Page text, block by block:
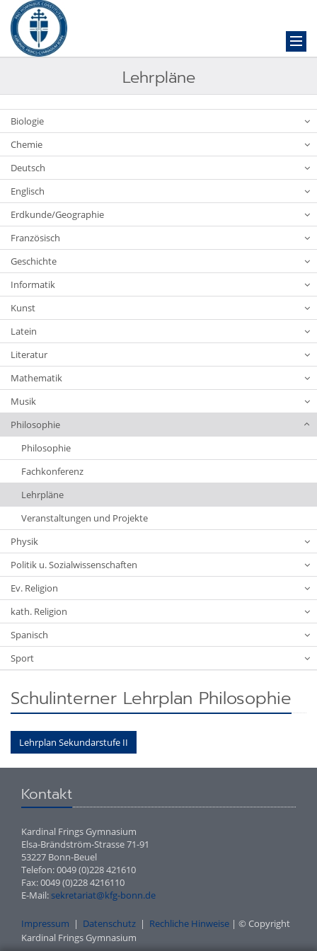
Lehrpläne
Biologie
Chemie
Deutsch
Englisch
Erdkunde/Geographie
Französisch
Geschichte
Informatik
Kunst
Latein
Literatur
Mathematik
Musik
Philosophie
Philosophie
Fachkonferenz
Lehrpläne
Veranstaltungen und Projekte
Physik
Politik u. Sozialwissenschaften
Ev. Religion
kath. Religion
Spanisch
Sport
Schulinterner Lehrplan Philosophie
Lehrplan Sekundarstufe II
Kontakt
Kardinal Frings Gymnasium
Elsa-Brändström-Strasse 71-91
53227 Bonn-Beuel
Telefon: 0049 (0)228 421610
Fax: 0049 (0)228 4216110
E-Mail: sekretariat@kfg-bonn.de
Impressum | Datenschutz | Rechliche Hinweise | © Copyright
Kardinal Frings Gymnasium